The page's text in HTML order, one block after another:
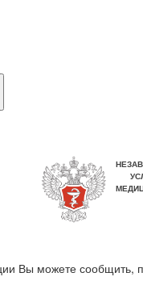
Вы можете